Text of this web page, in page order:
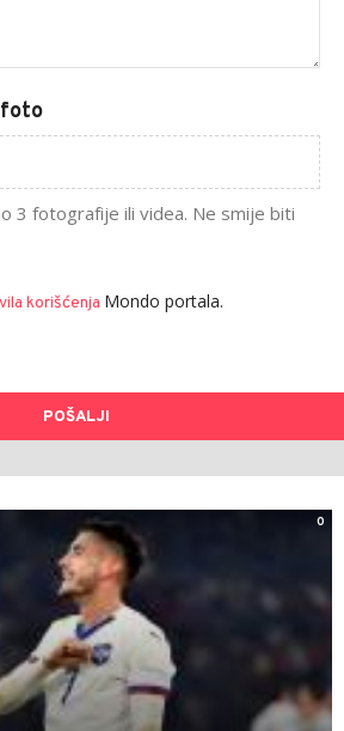
3 fotografije ili videa. Ne smije biti
korišćenja Mondo portala.
POŠALJI
0